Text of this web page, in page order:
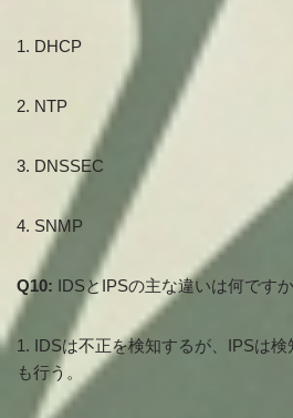
1. DHCP
2. NTP
3. DNSSEC
4. SNMP
Q10: IDSとIPSの主な違いは何です
1. IDSは不正を検知するが、IPSは検
も行う。